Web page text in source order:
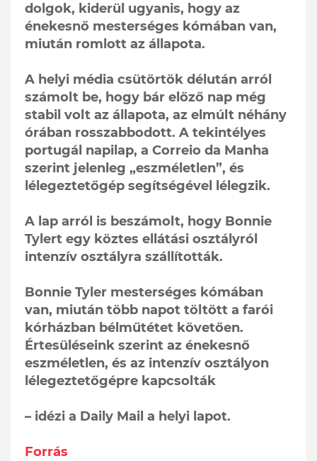
dolgok, kiderül ugyanis, hogy az
énekesnő mesterséges kómában van,
miután romlott az állapota.
A helyi média csütörtök délután arról
számolt be, hogy bár előző nap még
stabil volt az állapota, az elmúlt néhány
órában rosszabbodott. A tekintélyes
portugál napilap, a Correio da Manha
szerint jelenleg „eszméletlen”, és
lélegeztetőgép segítségével lélegzik.
A lap arról is beszámolt, hogy Bonnie
Tylert egy köztes ellátási osztályról
intenzív osztályra szállították.
Bonnie Tyler mesterséges kómában
van, miután több napot töltött a farói
kórházban bélműtétet követően.
Értesüléseink szerint az énekesnő
eszméletlen, és az intenzív osztályon
lélegeztetőgépre kapcsolták
– idézi a Daily Mail a helyi lapot.
Forrás